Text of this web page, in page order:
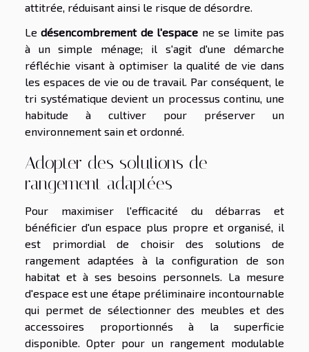
attitrée, réduisant ainsi le risque de désordre.
Ledésencombrement de l'espace ne se limite pas
à un simple ménage; il s'agit d'une démarche
réfléchie visant à optimiser la qualité de vie dans
les espaces de vie ou de travail. Par conséquent, le
tri systématique devient un processus continu, une
habitude à cultiver pour préserver un
environnement sain et ordonné.
Adopter des solutions de
rangement adaptées
Pour maximiser l'efficacité du débarras et
bénéficier d'un espace plus propre et organisé, il
est primordial de choisir des solutions de
rangement adaptées à la configuration de son
habitat et à ses besoins personnels. La mesure
d'espace est une étape préliminaire incontournable
qui permet de sélectionner des meubles et des
accessoires proportionnés à la superficie
disponible. Opter pour un rangement modulable